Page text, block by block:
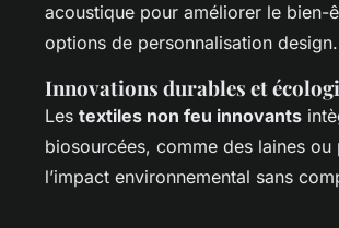
acoustique pour améliorer le bien-
options de personnalisation design.
Innovations durables et
Les textiles non feu innovants
biosourcées, comme des laines
l’impact environnemental sans